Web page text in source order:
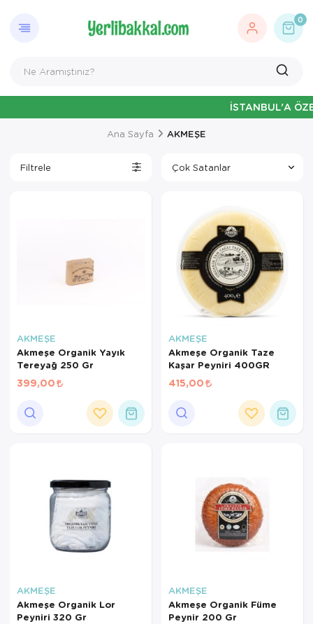
0
İSTANBUL'A ÖZEL
Ana Sayfa AKMEŞE
Filtrele
AKMEŞE
Akmeşe Organik Yayık
Tereyağ 250 Gr
399,00
AKMEŞE
Akmeşe Organik Taze
Kaşar Peyniri 400GR
415,00
AKMEŞE
Akmeşe Organik Lor
Peyniri 320 Gr
AKMEŞE
Akmeşe Organik Füme
Peynir 200 Gr